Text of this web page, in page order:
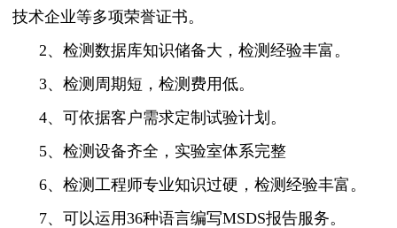
技术企业等多项荣誉证书。
2、检测数据库知识储备大，检测经验丰富。
3、检测周期短，检测费用低。
4、可依据客户需求定制试验计划。
5、检测设备齐全，实验室体系完整
6、检测工程师专业知识过硬，检测经验丰富。
7、可以运用36种语言编写MSDS报告服务。